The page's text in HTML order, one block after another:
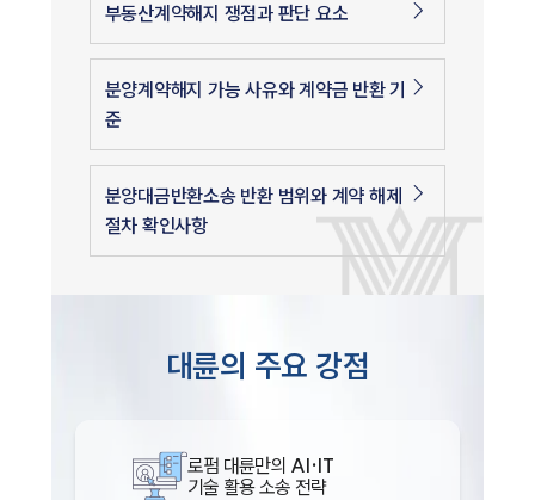
부동산계약해지 쟁점과 판단 요소
분양계약해지 가능 사유와 계약금 반환 기
준
분양대금반환소송 반환 범위와 계약 해제
절차 확인사항
대륜의 주요 강점
로펌 대륜만의 AI·IT
기술 활용 소송 전략